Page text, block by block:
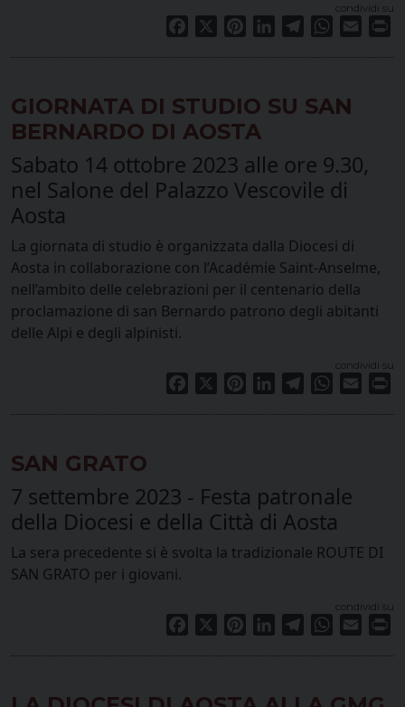
condividi su
Facebook PinterestLinkedInTelegramWhatsApp
Email
GIORNATA DI STUDIO SU SAN
BERNARDO DI AOSTA
Sabato 14 ottobre 2023 alle ore 9.30,
nel Salone del Palazzo Vescovile di
Aosta
La giornata di studio è organizzata dalla Diocesi di
Aosta in collaborazione con l’Académie Saint-Anselme,
nell’ambito delle celebrazioni per il centenario della
proclamazione di san Bernardo patrono degli abitanti
delle Alpi e degli alpinisti.
condividi su
Facebook PinterestLinkedInTelegramWhatsApp
Email
SAN GRATO
7 settembre 2023 - Festa patronale
della Diocesi e della Città di Aosta
La sera precedente si è svolta la tradizionale ROUTE DI
SAN GRATO per i giovani.
condividi su
Facebook PinterestLinkedInTelegramWhatsApp
Email